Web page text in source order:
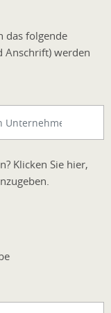
das folgende
Anschrift) werden
Klicken Sie hier,